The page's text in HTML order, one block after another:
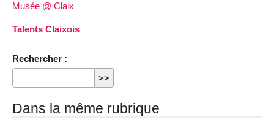
Musée @ Claix
Talents Claixois
Rechercher :
Dans la même rubrique